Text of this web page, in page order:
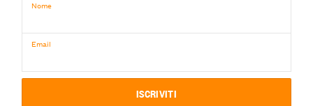
Nome
Email